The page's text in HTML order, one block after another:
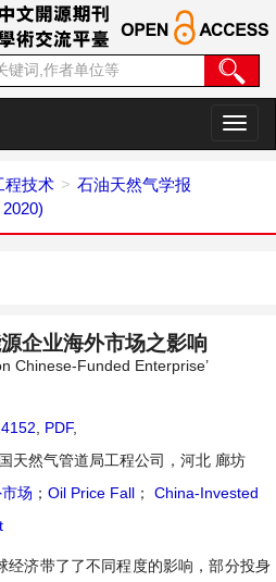
切
换
程技术
石油天然气学报
企业海外市场之影响
Chinese-Funded Enterprise’
PDF,
国天然气管道局工程公司，河北 廊坊
场 ； Oil Price Fall ；
China-Invested
经济带了了不同程度的影响，部分投身